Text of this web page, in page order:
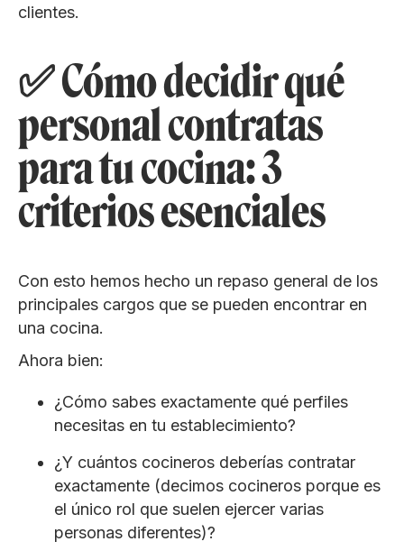
clientes.
✅ Cómo decidir qué
personal contratas
para tu cocina: 3
criterios esenciales
Con esto hemos hecho un repaso general de los
principales cargos que se pueden encontrar en
una cocina.
Ahora bien:
¿Cómo sabes exactamente qué perfiles
necesitas en tu establecimiento?
¿Y cuántos cocineros deberías contratar
exactamente (decimos cocineros porque es
el único rol que suelen ejercer varias
personas diferentes)?